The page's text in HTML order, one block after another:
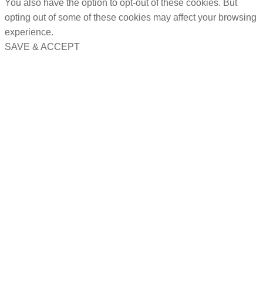
You also have the option to opt-out of these cookies. But
opting out of some of these cookies may affect your browsing
experience.
SAVE & ACCEPT